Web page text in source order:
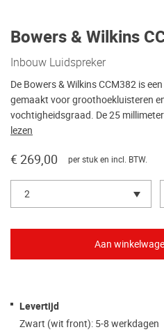
Bowers & Wilkins
Inbouw Luidspreker
De Bowers & Wilkins CCM382 is
gemaakt voor groothoekluisteren
vochtigheidsgraad. De 25
lezen
€ 269,00 per stuk en incl. BTW.
2
Levertijd
Zwart (wit front): 5-8 werkdagen